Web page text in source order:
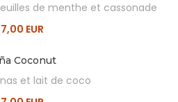
de menthe et cassonade
7,00 EUR
Coconut
et lait de coco